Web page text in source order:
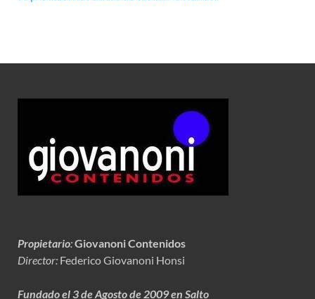
Propietario:Giovanoni Contenidos
Director: Federico Giovanoni Honsi
Fundado el 3 de Agosto de 2009 en Salto